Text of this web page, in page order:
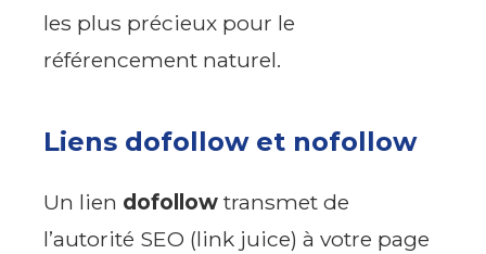
les plus précieux pour le
référencement naturel.
Liens dofollow et nofollow
Un lien dofollow transmet de
l’autorité SEO (link juice) à votre page